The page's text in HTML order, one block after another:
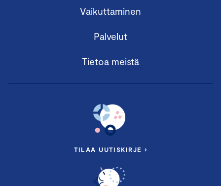
Vaikuttaminen
Palvelut
Tietoa meistä
TILAA UUTISKIRJE ›